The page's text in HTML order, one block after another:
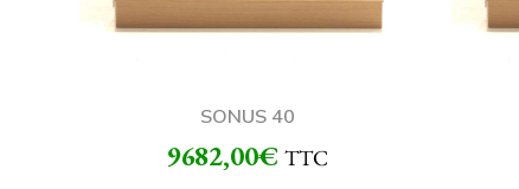
SONUS 40
9682,00€ TTC